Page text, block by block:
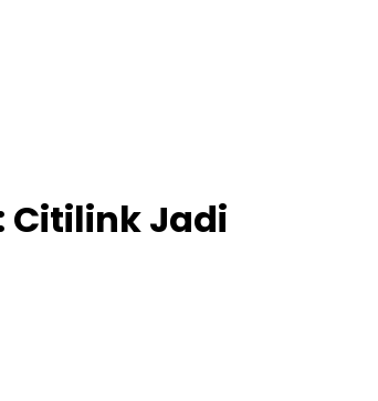
Citilink Jadi